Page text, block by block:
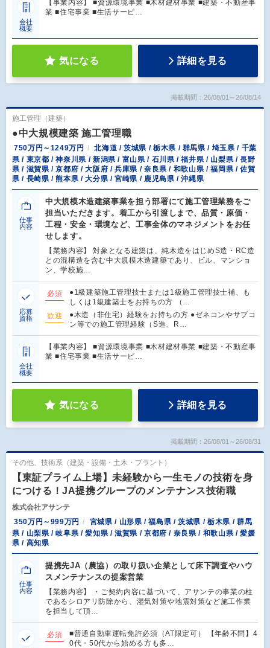
会社
概要
【事業内容】 ■資源環境事業 ■木材建材事業 ■建築・不動産事
業 ■住宅事業 ■生活サービ…
気になる 詳細を見る
掲載期間：26/08/01～26/08/14
施工管理（建築）
●中大規模建築 施工管理職
750万円～1249万円
北海道 / 茨城県 / 栃木県 / 群馬県 / 埼玉県 / 千葉
県 / 東京都 / 神奈川県 / 新潟県 / 富山県 / 石川県 / 福井県 / 山梨県 / 長野
県 / 滋賀県 / 京都府 / 大阪府 / 兵庫県 / 奈良県 / 和歌山県 / 福岡県 / 佐賀
県 / 長崎県 / 熊本県 / 大分県 / 宮崎県 / 鹿児島県 / 沖縄県
仕事
内容
中大規模木造建築事業を担う部署にて施工管理業務をご
担当いただきます。着工から引渡しまで、品質・原価・
工程・安全・環境など、工事全体のマネジメントをお任
せします。
【業務内容】 対象となる建築は、純木造をはじめS造・RC造
との混構造を含む中大規模木造建築であり、ビル、マンショ
ン、学校施…
応募
資格
必須
●1級建築施工管理技士または1級施工管理技士補、も
しくは1級建築士をお持ちの方 （…
歓迎
●木造（非住宅）経験をお持ちの方 ●ゼネコンやサブコ
ン等での施工管理経験（S造、R…
会社
概要
【事業内容】 ■資源環境事業 ■木材建材事業 ■建築・不動産事
業 ■住宅事業 ■生活サービ…
気になる 詳細を見る
掲載期間：26/08/01～26/08/31
その他、技術系（建築・設備・土木・プラント）
【東証プライム上場】未経験から一生モノの技術を身
につける！JA提携グループのメンテナンス技術職
株式会社アサンテ
350万円～999万円
宮城県 / 山形県 / 福島県 / 茨城県 / 栃木県 / 群馬
県 / 山梨県 / 岐阜県 / 愛知県 / 滋賀県 / 京都府 / 奈良県 / 和歌山県 / 愛媛
県 / 高知県
仕事
内容
提携先JA（農協）の取り扱い企業として床下調査やハウ
スメンテナンスの提案営業
【業務内容】 ・ご契約内容に基づいて、アサンテの事業の柱
であるシロアリ防除から、湿気対策や地震対策など施工作業
を担当して頂…
必須
■普通自動車運転免許必須（AT限定可） 【年齢不問】4
0代・50代から始める方も多…